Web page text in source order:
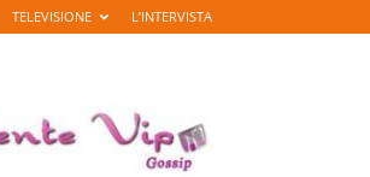
TELEVISIONE L’INTERVISTA